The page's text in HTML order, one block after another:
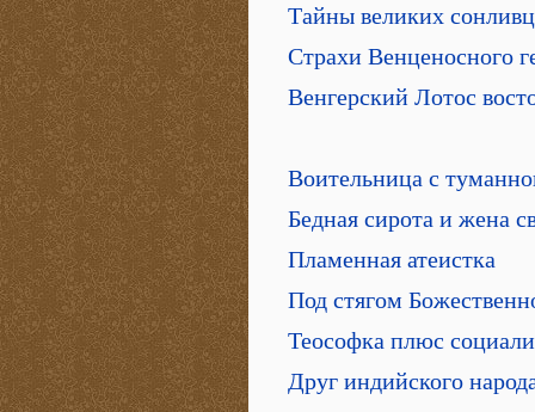
Тайны великих
Страхи Венценосного
Венгерский Лотос
Воительница с
Бедная сирота и жена
Пламенная атеистка
Под стягом
Теософка плюс
Друг индийского